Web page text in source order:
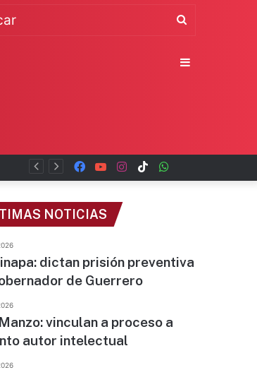
TikTok
Instagram
YouTube
Facebook
NOTICIAS
dictan prisión preventiva
de Guerrero
vinculan a proceso a
autor intelectual